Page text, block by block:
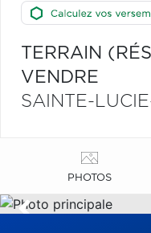
TERRAIN
VENDRE
SAINTE-
PHOTOS